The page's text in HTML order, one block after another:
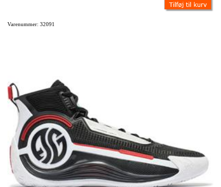
Varenummer: 32091